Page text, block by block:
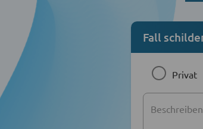
Fall
Privat